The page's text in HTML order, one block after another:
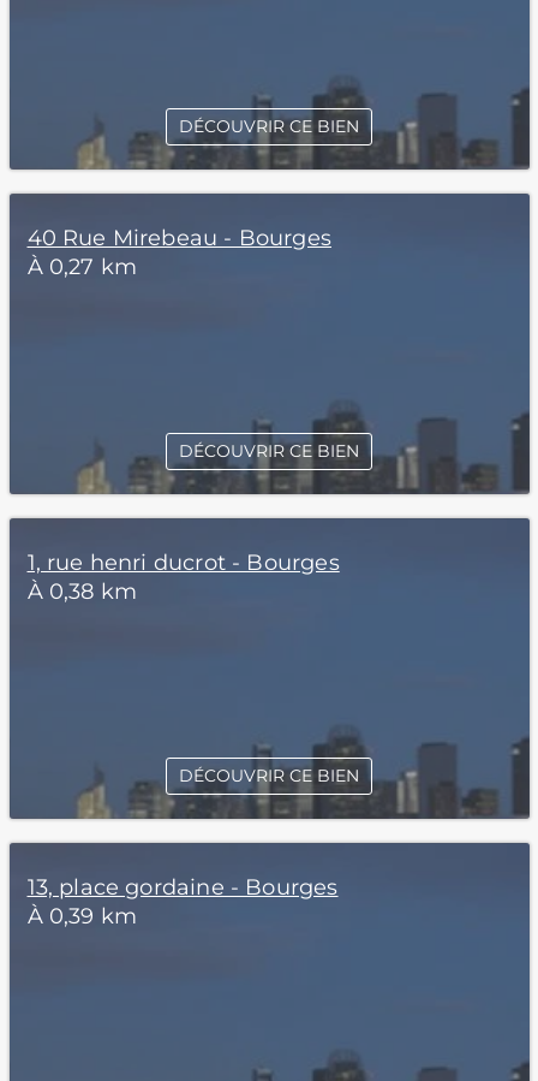
DÉCOUVRIR CE BIEN
40 Rue Mirebeau - Bourges
À 0,27 km
DÉCOUVRIR CE BIEN
1, rue henri ducrot - Bourges
À 0,38 km
DÉCOUVRIR CE BIEN
13, place gordaine - Bourges
À 0,39 km